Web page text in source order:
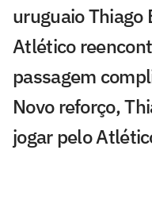
uruguaio Thiago
Atlético
passagem
Novo reforço,
jogar pelo